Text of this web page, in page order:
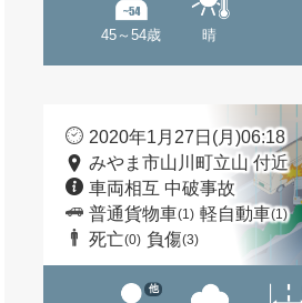
45～54歳 晴
2020年1月27日(月)06:18
みやま市山川町立山 付近
車両相互 中破事故
普通貨物車(1) 軽自動車(1)
死亡(0) 負傷(3)
他